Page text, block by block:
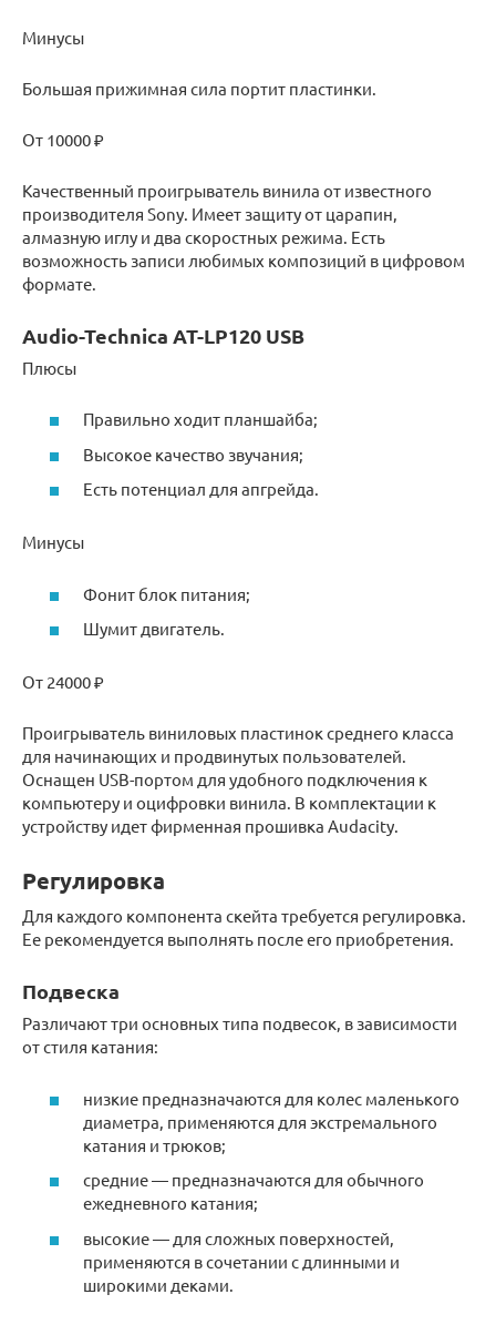
Минусы
Большая прижимная сила портит пластинки.
От 10000 ₽
Качественный проигрыватель винила от известного
производителя Sony. Имеет защиту от царапин,
алмазную иглу и два скоростных режима. Есть
возможность записи любимых композиций в цифровом
формате.
Audio-Technica AT-LP120 USB
Плюсы
Правильно ходит планшайба;
Высокое качество звучания;
Есть потенциал для апгрейда.
Минусы
Фонит блок питания;
Шумит двигатель.
От 24000 ₽
Проигрыватель виниловых пластинок среднего класса
для начинающих и продвинутых пользователей.
Оснащен USB-портом для удобного подключения к
компьютеру и оцифровки винила. В комплектации к
устройству идет фирменная прошивка Audacity.
Регулировка
Для каждого компонента скейта требуется регулировка.
Ее рекомендуется выполнять после его приобретения.
Подвеска
Различают три основных типа подвесок, в зависимости
от стиля катания:
низкие предназначаются для колес маленького
диаметра, применяются для экстремального
катания и трюков;
средние — предназначаются для обычного
ежедневного катания;
высокие — для сложных поверхностей,
применяются в сочетании с длинными и
широкими деками.